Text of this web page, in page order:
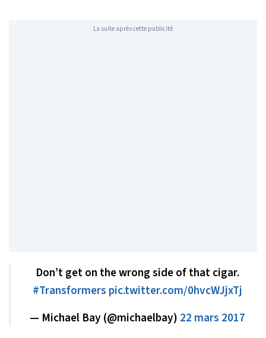
La suite après cette publicité
Don’t get on the wrong side of that cigar.
#Transformers pic.twitter.com/0hvcWJjxTj
— Michael Bay (@michaelbay) 22 mars 2017